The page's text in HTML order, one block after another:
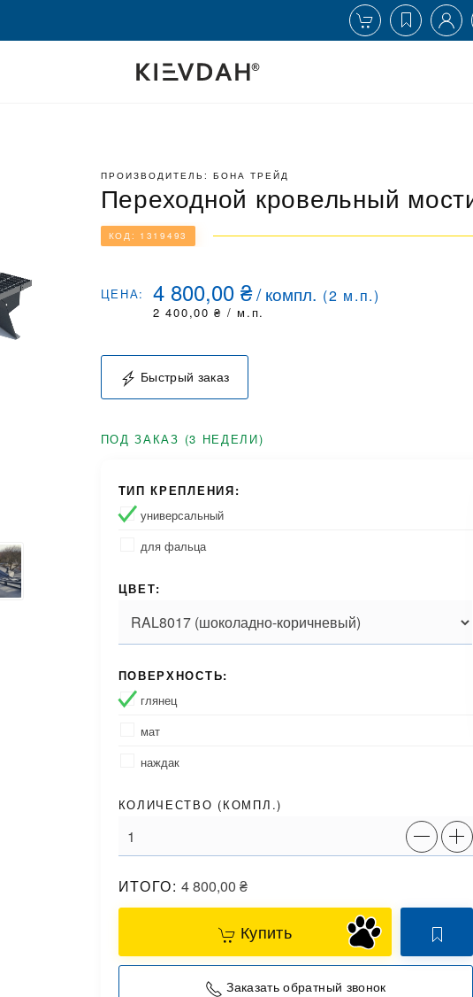
ПРОИЗВОДИТЕЛЬ: БОНА ТРЕЙД
Переходной кровельный
КОД: 1319493
ЦЕНА: 4 800,00₴/компл. (2 м.п.)
2 400,00₴ / м.п.
Быстрый заказ
ПОД ЗАКАЗ (3 НЕДЕЛИ)
TИП КРЕПЛЕНИЯ:
универсальный
для фальца
ЦВЕТ:
ПОВЕРХНОСТЬ:
глянец
мат
наждак
КОЛИЧЕСТВО (КОМПЛ.)
ИТОГО: 4 800,00 ₴
Купить
Заказать обратный звонок